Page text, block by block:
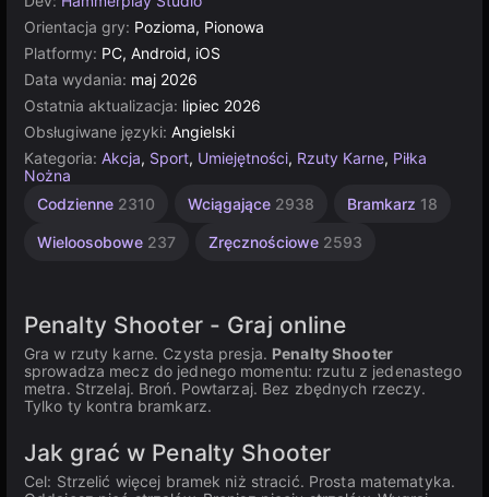
Orientacja gry: Pozioma, Pionowa
Platformy: PC, Android, iOS
Data wydania: maj 2026
Ostatnia aktualizacja: lipiec 2026
Obsługiwane języki: Angielski
Kategoria: Akcja, Sport, Umiejętności, Rzuty Karne, Piłka
Nożna
Codzienne 2310 Wciągające 2938 Bramkarz 18
Wieloosobowe 237 Zręcznościowe 2593
Penalty Shooter - Graj online
Gra w rzuty karne. Czysta presja. Penalty Shooter
sprowadza mecz do jednego momentu: rzutu z jedenastego
metra. Strzelaj. Broń. Powtarzaj. Bez zbędnych rzeczy.
Tylko ty kontra bramkarz.
Jak grać w Penalty Shooter
Cel: Strzelić więcej bramek niż stracić. Prosta matematyka.